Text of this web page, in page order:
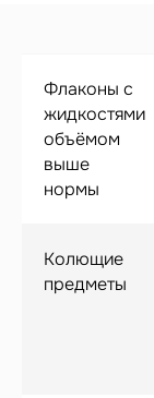
Флаконы с
жидкостями
объёмом
выше
нормы
Колющие
предметы